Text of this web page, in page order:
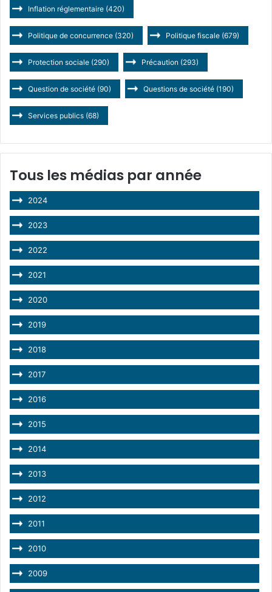
Inflation réglementaire (420)
Politique de concurrence (320) Politique fiscale (679)
Protection sociale (290) Précaution (293)
Question de société (90) Questions de société (190)
Services publics (68)
Tous les médias par année
2024
2023
2022
2021
2020
2019
2018
2017
2016
2015
2014
2013
2012
2011
2010
2009